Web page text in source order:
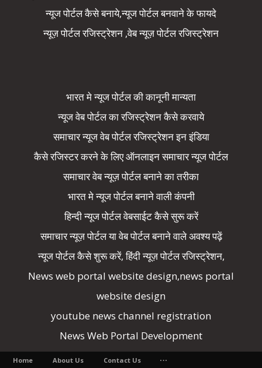
न्यूज पोर्टल कैसे बनाये,न्यूज पोर्टल बनवाने के फायदे
न्यूज़ पोर्टल रजिस्ट्रेशन ,वेब न्यूज़ पोर्टल रजिस्ट्रेशन
भारत मे न्यूज पोर्टल की कानूनी मान्यता
न्यूज वेब पोर्टल का रजिस्ट्रेशन कैसे करवाये
समाचार न्यूज वेब पोर्टल रजिस्ट्रेशन इन इंडिया
कैसे रजिस्टर करने के लिए ऑनलाइन समाचार न्यूज पोर्टल
समाचार वेब न्यूज़ पोर्टल बनाने का तरीका
भारत मे न्यूज पोर्टल बनाने वाली कंपनी
हिन्दी न्यूज पोर्टल वेबसाईट कैसे सुरू करें
समाचार न्यूज़ पोर्टल या वेब पोर्टल बनाने वाले अवश्य पढ़ें
न्यूज पोर्टल कैसे शुरू करें, हिंदी न्यूज़ पोर्टल रजिस्ट्रेशन,
News web portal website design,news portal
website design
youtube news channel registration
News Web Portal Development
Home About Us Contact Us